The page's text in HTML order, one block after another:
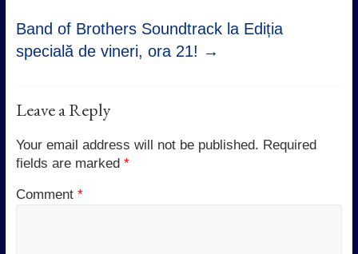
Band of Brothers Soundtrack la Ediția
specială de vineri, ora 21! →
Leave a Reply
Your email address will not be published. Required
fields are marked *
Comment *